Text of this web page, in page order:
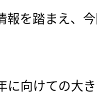
報を踏まえ、
向けての大